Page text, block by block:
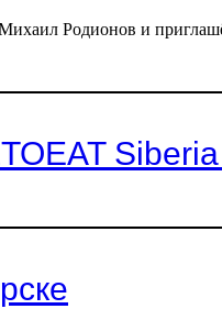
Родионов и